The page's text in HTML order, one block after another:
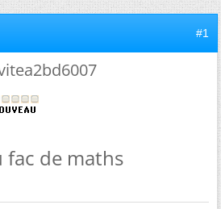
#1
fac de maths